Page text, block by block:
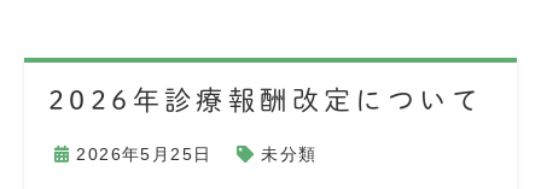
2026年診療報酬改定について
2026年5月25日 未分類